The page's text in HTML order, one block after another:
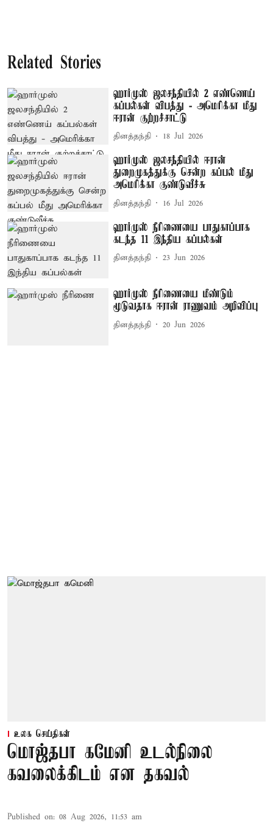
Related Stories
ஹார்முஸ் ஜலசந்தியில் 2 எண்ணெய்
கப்பல்கள் விபத்து - அமெரிக்கா மீது
ஈரான் குற்றச்சாட்டு
தினத்தந்தி 18 Jul 2026
ஹார்முஸ் ஜலசந்தியில் ஈரான்
துறைமுகத்துக்கு சென்ற கப்பல் மீது
அமெரிக்கா குண்டுவீச்சு
தினத்தந்தி 16 Jul 2026
ஹார்முஸ் நீரிணையை பாதுகாப்பாக
கடந்த 11 இந்திய கப்பல்கள்
தினத்தந்தி 23 Jun 2026
ஹார்முஸ் நீரிணையை மீண்டும்
மூடுவதாக ஈரான் ராணுவம் அறிவிப்பு
தினத்தந்தி 20 Jun 2026
உலக செய்திகள்
மொஜ்தபா கமேனி உடல்நிலை
கவலைக்கிடம் என தகவல்
Published on: 08 Aug 2026, 11:53 am